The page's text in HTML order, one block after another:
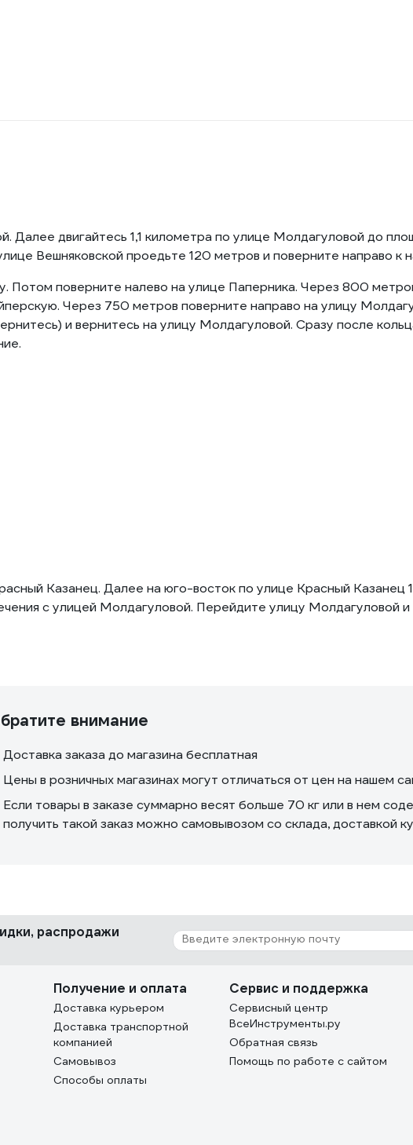
Далее двигайтесь 1,1 километра по улице Молдагуловой до
Вешняковской проедьте 120 метров и поверните направо к
Потом поверните налево на улице Паперника. Через 800
Через 750 метров поверните направо на улицу
и вернитесь на улицу Молдагуловой. Сразу после
Казанец. Далее на юго-восток по улице Красный Казанец
с улицей Молдагуловой. Перейдите улицу Молдагуловой
внимание
Доставка заказа до магазина бесплатная
Цены в розничных магазинах могут отличаться от цен на нашем
Если товары в заказе суммарно весят больше 70 кг или в нем
получить такой заказ можно самовывозом со склада, доставкой
распродажи
Получение и оплата
Доставка курьером
Доставка транспортной
компанией
Самовывоз
Способы оплаты
Сервис и поддержка
Сервисный центр
ВсеИнструменты.ру
Обратная связь
Помощь по работе с сайтом